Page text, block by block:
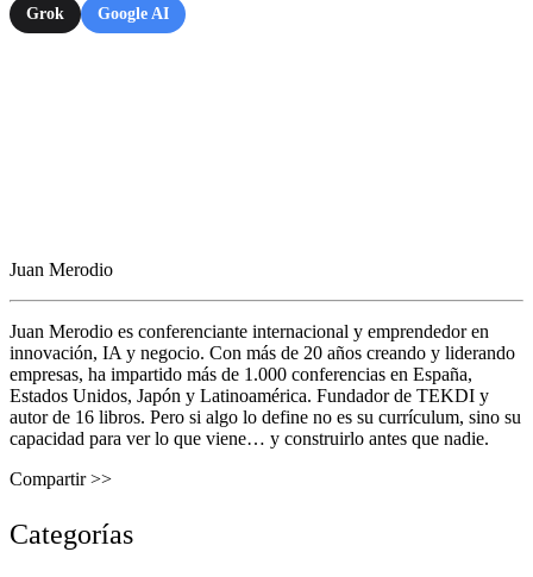
Grok Google AI
Juan Merodio
Juan Merodio es conferenciante internacional y emprendedor en
innovación, IA y negocio. Con más de 20 años creando y liderando
empresas, ha impartido más de 1.000 conferencias en España,
Estados Unidos, Japón y Latinoamérica. Fundador de TEKDI y
autor de 16 libros. Pero si algo lo define no es su currículum, sino su
capacidad para ver lo que viene… y construirlo antes que nadie.
Compartir >>
Categorías